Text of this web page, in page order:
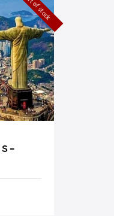
Out of stock
–